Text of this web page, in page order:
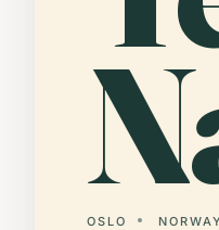
OSLO NORWAY